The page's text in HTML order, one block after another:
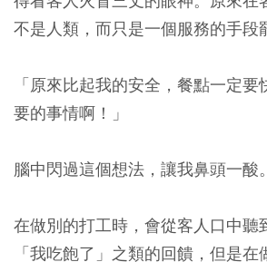
不是人類，而只是一個服務的手段
「原來比起我的安全，餐點一定
要的事情啊！」
腦中閃過這個想法，讓我鼻頭一酸。
在做別的打工時，會從客人口中聽
「我吃飽了」之類的回饋，但是